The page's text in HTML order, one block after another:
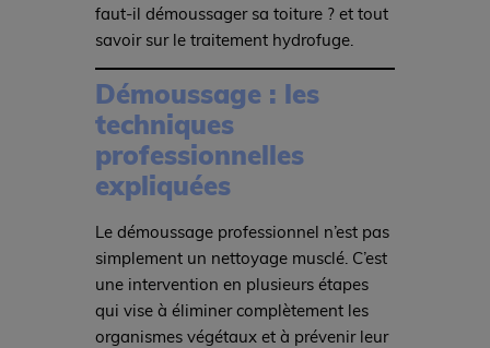
faut-il démoussager sa toiture ? et tout
savoir sur le traitement hydrofuge.
Démoussage : les
techniques
professionnelles
expliquées
Le démoussage professionnel n’est pas
simplement un nettoyage musclé. C’est
une intervention en plusieurs étapes
qui vise à éliminer complètement les
organismes végétaux et à prévenir leur